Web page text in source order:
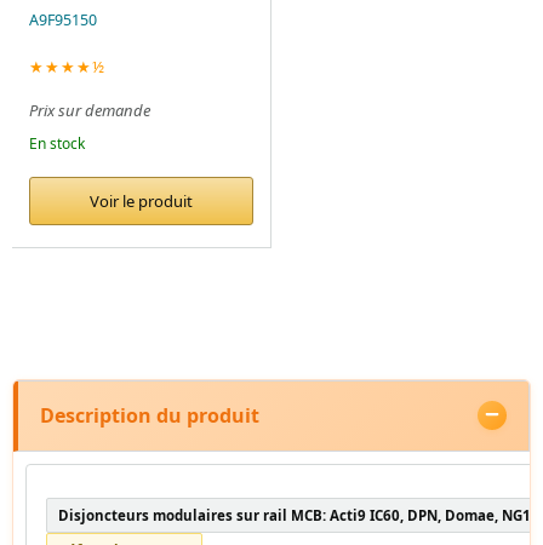
A9F95150
★★★★½
Prix sur demande
En stock
Voir le produit
Description du produit
Disjoncteurs modulaires sur rail MCB: Acti9 IC60, DPN, Domae,